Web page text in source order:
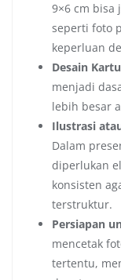
9×6 cm bisa
seperti foto
keperluan
Desain
menjadi
lebih besar
Ilustrasi
Dalam
diperlukan
konsisten
terstruktur.
Persiapan
mencetak
tertentu,